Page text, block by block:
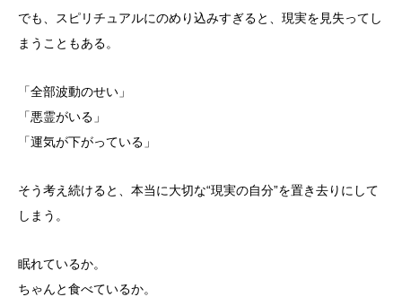
でも、スピリチュアルにのめり込みすぎると、 現実を見失ってし
まうこともある。
「全部波動のせい」
「悪霊がいる」
「運気が下がっている」
そう考え続けると、本当に大切な“現実の自分”を置き去りにして
しまう。
眠れているか。
ちゃんと食べているか。